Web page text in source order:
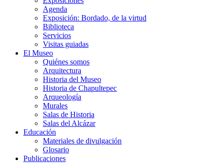
Agenda
Exposición: Bordado, de la virtud
Biblioteca
Servicios
Visitas guiadas
El Museo
Quiénes somos
Arquitectura
Historia del Museo
Historia de Chapultepec
Arqueología
Murales
Salas de Historia
Salas del Alcázar
Educación
Materiales de divulgación
Glosario
Publicaciones